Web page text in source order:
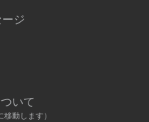
ジ
いて
移動します）